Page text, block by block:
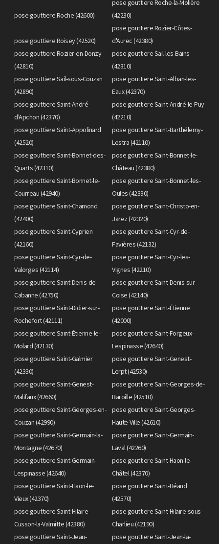
pose gouttiere Roche (42600)
pose gouttiere Roche-la-Molière
(42230)
pose gouttiere Roisey (42520)
pose gouttiere Rozier-Côtes-
d'Aurec (42380)
pose gouttiere Rozier-en-Donzy
(42810)
pose gouttiere Sail-les-Bains
(42310)
pose gouttiere Sail-sous-Couzan
(42890)
pose gouttiere Saint-Alban-les-
Eaux (42370)
pose gouttiere Saint-André-
d'Apchon (42370)
pose gouttiere Saint-André-le-Puy
(42210)
pose gouttiere Saint-Appolinard
(42520)
pose gouttiere Saint-Barthélemy-
Lestra (42110)
pose gouttiere Saint-Bonnet-des-
Quarts (42310)
pose gouttiere Saint-Bonnet-le-
Château (42380)
pose gouttiere Saint-Bonnet-le-
Courreau (42940)
pose gouttiere Saint-Bonnet-les-
Oules (42330)
pose gouttiere Saint-Chamond
(42400)
pose gouttiere Saint-Christo-en-
Jarez (42320)
pose gouttiere Saint-Cyprien
(42160)
pose gouttiere Saint-Cyr-de-
Favières (42132)
pose gouttiere Saint-Cyr-de-
Valorges (42114)
pose gouttiere Saint-Cyr-les-
Vignes (42210)
pose gouttiere Saint-Denis-de-
Cabanne (42750)
pose gouttiere Saint-Denis-sur-
Coise (42140)
pose gouttiere Saint-Didier-sur-
Rochefort (42111)
pose gouttiere Saint-Étienne
(42000)
pose gouttiere Saint-Étienne-le-
Molard (42130)
pose gouttiere Saint-Forgeux-
Lespinasse (42640)
pose gouttiere Saint-Galmier
(42330)
pose gouttiere Saint-Genest-
Lerpt (42530)
pose gouttiere Saint-Genest-
Malifaux (42660)
pose gouttiere Saint-Georges-de-
Baroille (42510)
pose gouttiere Saint-Georges-en-
Couzan (42990)
pose gouttiere Saint-Georges-
Haute-Ville (42610)
pose gouttiere Saint-Germain-la-
Montagne (42670)
pose gouttiere Saint-Germain-
Laval (42260)
pose gouttiere Saint-Germain-
Lespinasse (42640)
pose gouttiere Saint-Haon-le-
Châtel (42370)
pose gouttiere Saint-Haon-le-
Vieux (42370)
pose gouttiere Saint-Héand
(42570)
pose gouttiere Saint-Hilaire-
Cusson-la-Valmitte (42380)
pose gouttiere Saint-Hilaire-sous-
Charlieu (42190)
pose gouttiere Saint-Jean-
pose gouttiere Saint-Jean-la-